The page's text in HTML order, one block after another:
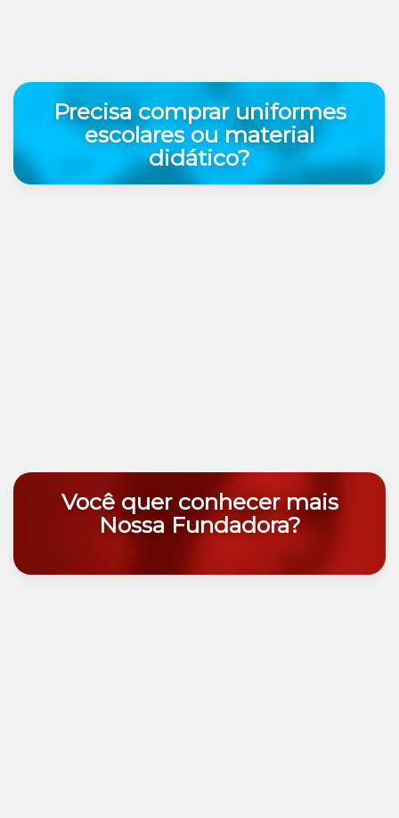
Precisa comprar uniformes
escolares ou material
didático?
Você quer conhecer mais
Nossa Fundadora?